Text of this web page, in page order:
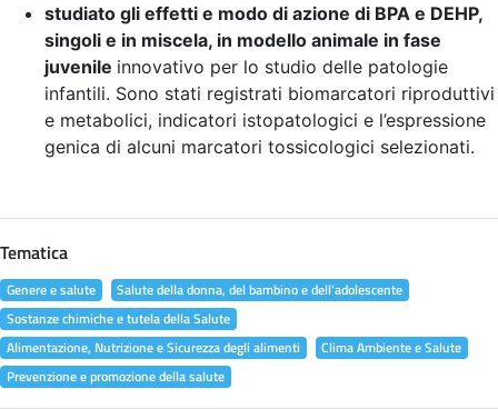
studiato gli effetti e modo di azione di BPA e DEHP,
singoli e in miscela, in modello animale in fase
juvenile innovativo per lo studio delle patologie
infantili. Sono stati registrati biomarcatori riproduttivi
e metabolici, indicatori istopatologici e l’espressione
genica di alcuni marcatori tossicologici selezionati.
Tematica
Genere e salute
Salute della donna, del bambino e dell'adolescente
Sostanze chimiche e tutela della Salute
Alimentazione, Nutrizione e Sicurezza degli alimenti
Clima Ambiente e Salute
Prevenzione e promozione della salute